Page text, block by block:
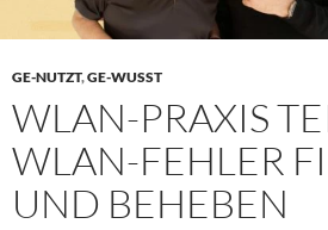
GE-NUTZT,GE-WUSST
WLAN-PRAXIS
WLAN-FEHLER
UND BEHEBEN